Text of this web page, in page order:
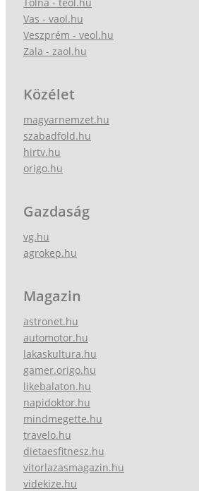
Vas - vaol.hu
Veszprém - veol.hu
Zala - zaol.hu
Közélet
magyarnemzet.hu
szabadfold.hu
hirtv.hu
origo.hu
Gazdaság
vg.hu
agrokep.hu
Magazin
astronet.hu
automotor.hu
lakaskultura.hu
gamer.origo.hu
likebalaton.hu
napidoktor.hu
mindmegette.hu
travelo.hu
dietaesfitnesz.hu
vitorlazasmagazin.hu
videkize.hu